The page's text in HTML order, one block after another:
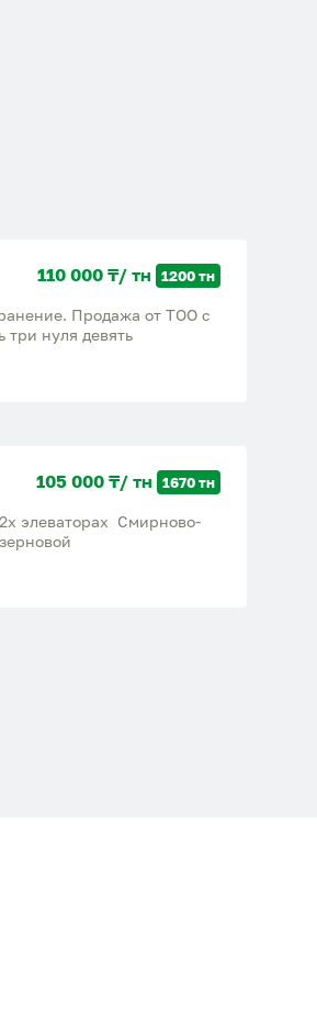
110 000 ₸/ тн 1200 тн
Продажа от ТОО с
три нуля девять
105 000 ₸/ тн 1670 тн
элеваторах Смирново-
105 тг по зерновой